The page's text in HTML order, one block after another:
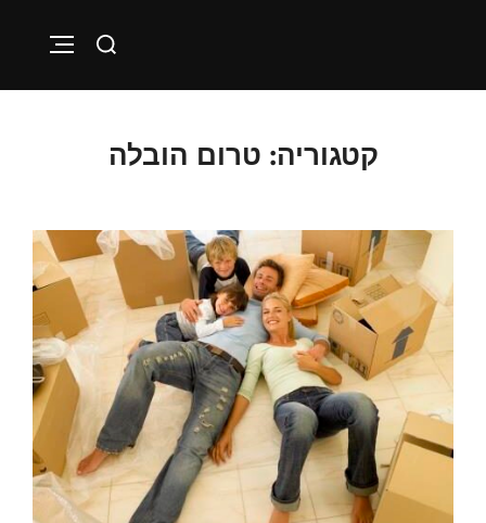
Search
קטגוריה: טרום הובלה